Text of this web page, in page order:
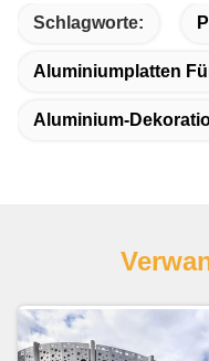
Schlagworte:
Aluminiumplatten
Aluminium-